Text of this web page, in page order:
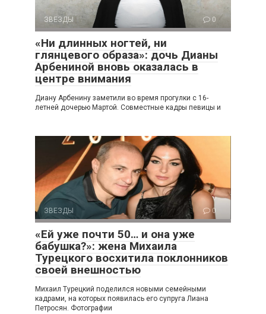
ЗВЕЗДЫ 0
«Ни длинных ногтей, ни
глянцевого образа»: дочь Дианы
Арбениной вновь оказалась в
центре внимания
Диану Арбенину заметили во время прогулки с 16-
летней дочерью Мартой. Совместные кадры певицы и
ЗВЕЗДЫ 0
«Ей уже почти 50… и она уже
бабушка?»: жена Михаила
Турецкого восхитила поклонников
своей внешностью
Михаил Турецкий поделился новыми семейными
кадрами, на которых появилась его супруга Лиана
Петросян. Фотографии